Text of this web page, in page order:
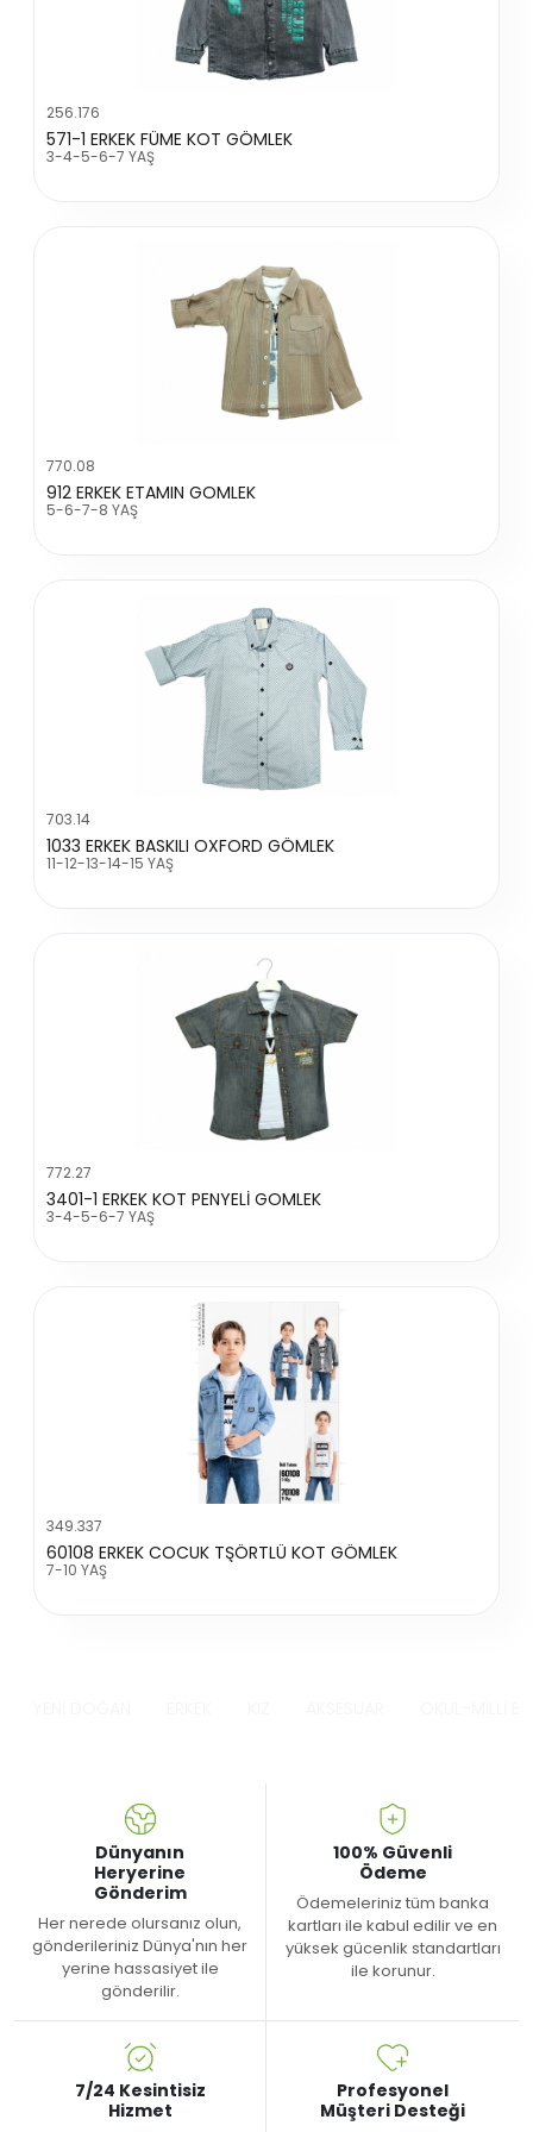
256.176
571-1 ERKEK FÜME KOT GÖMLEK
3-4-5-6-7 YAŞ
770.08
912 ERKEK ETAMIN GOMLEK
5-6-7-8 YAŞ
703.14
1033 ERKEK BASKILI OXFORD GÖMLEK
11-12-13-14-15 YAŞ
772.27
3401-1 ERKEK KOT PENYELİ GOMLEK
3-4-5-6-7 YAŞ
349.337
60108 ERKEK COCUK TŞÖRTLÜ KOT GÖMLEK
7-10 YAŞ
Dünyanın
Heryerine
Gönderim
Her nerede olursanız olun,
gönderileriniz Dünya'nın her
yerine hassasiyet ile
gönderilir.
100% Güvenli
Ödeme
Ödemeleriniz tüm banka
kartları ile kabul edilir ve en
yüksek gücenlik standartları
ile korunur.
7/24 Kesintisiz
Hizmet
Profesyonel
Müşteri Desteği